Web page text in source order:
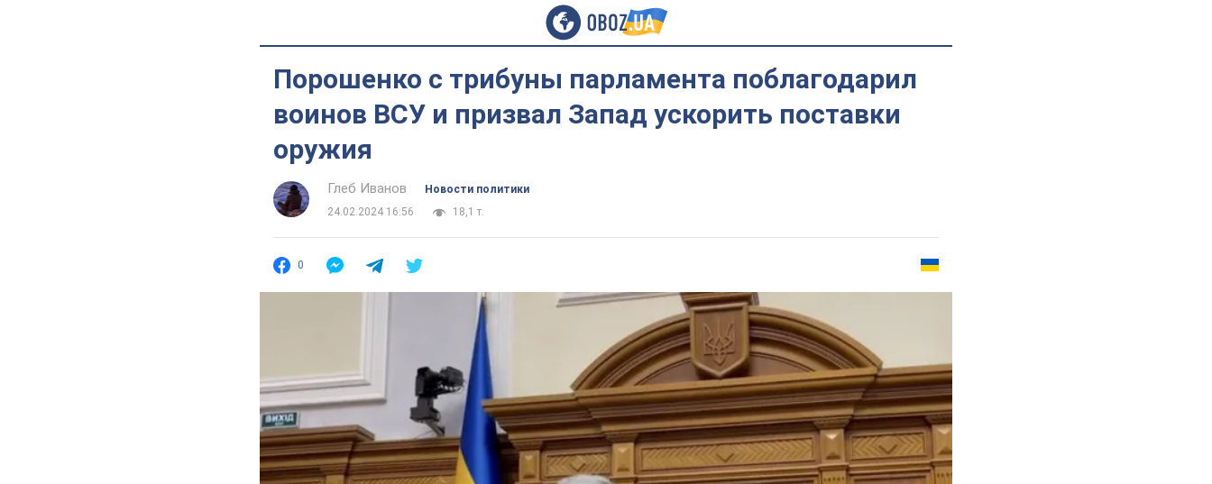
Порошенко с трибуны парламента поблагодарил
воинов ВСУ и призвал Запад ускорить поставки
оружия
Глеб Иванов
Новости политики
24.02.2024 16:56
18,1 т.
0